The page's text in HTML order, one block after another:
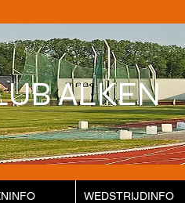
ALKEN
WEDSTRIJDINFO